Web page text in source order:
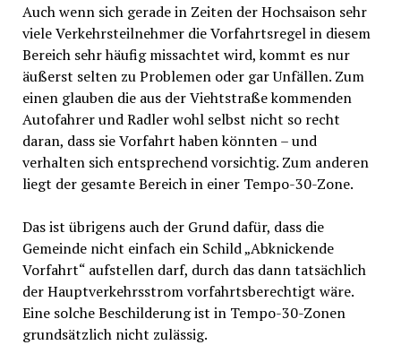
Auch wenn sich gerade in Zeiten der Hochsaison sehr
viele Verkehrsteilnehmer die Vorfahrtsregel in diesem
Bereich sehr häufig missachtet wird, kommt es nur
äußerst selten zu Problemen oder gar Unfällen. Zum
einen glauben die aus der Viehtstraße kommenden
Autofahrer und Radler wohl selbst nicht so recht
daran, dass sie Vorfahrt haben könnten – und
verhalten sich entsprechend vorsichtig. Zum anderen
liegt der gesamte Bereich in einer Tempo-30-Zone.
Das ist übrigens auch der Grund dafür, dass die
Gemeinde nicht einfach ein Schild „Abknickende
Vorfahrt“ aufstellen darf, durch das dann tatsächlich
der Hauptverkehrsstrom vorfahrtsberechtigt wäre.
Eine solche Beschilderung ist in Tempo-30-Zonen
grundsätzlich nicht zulässig.